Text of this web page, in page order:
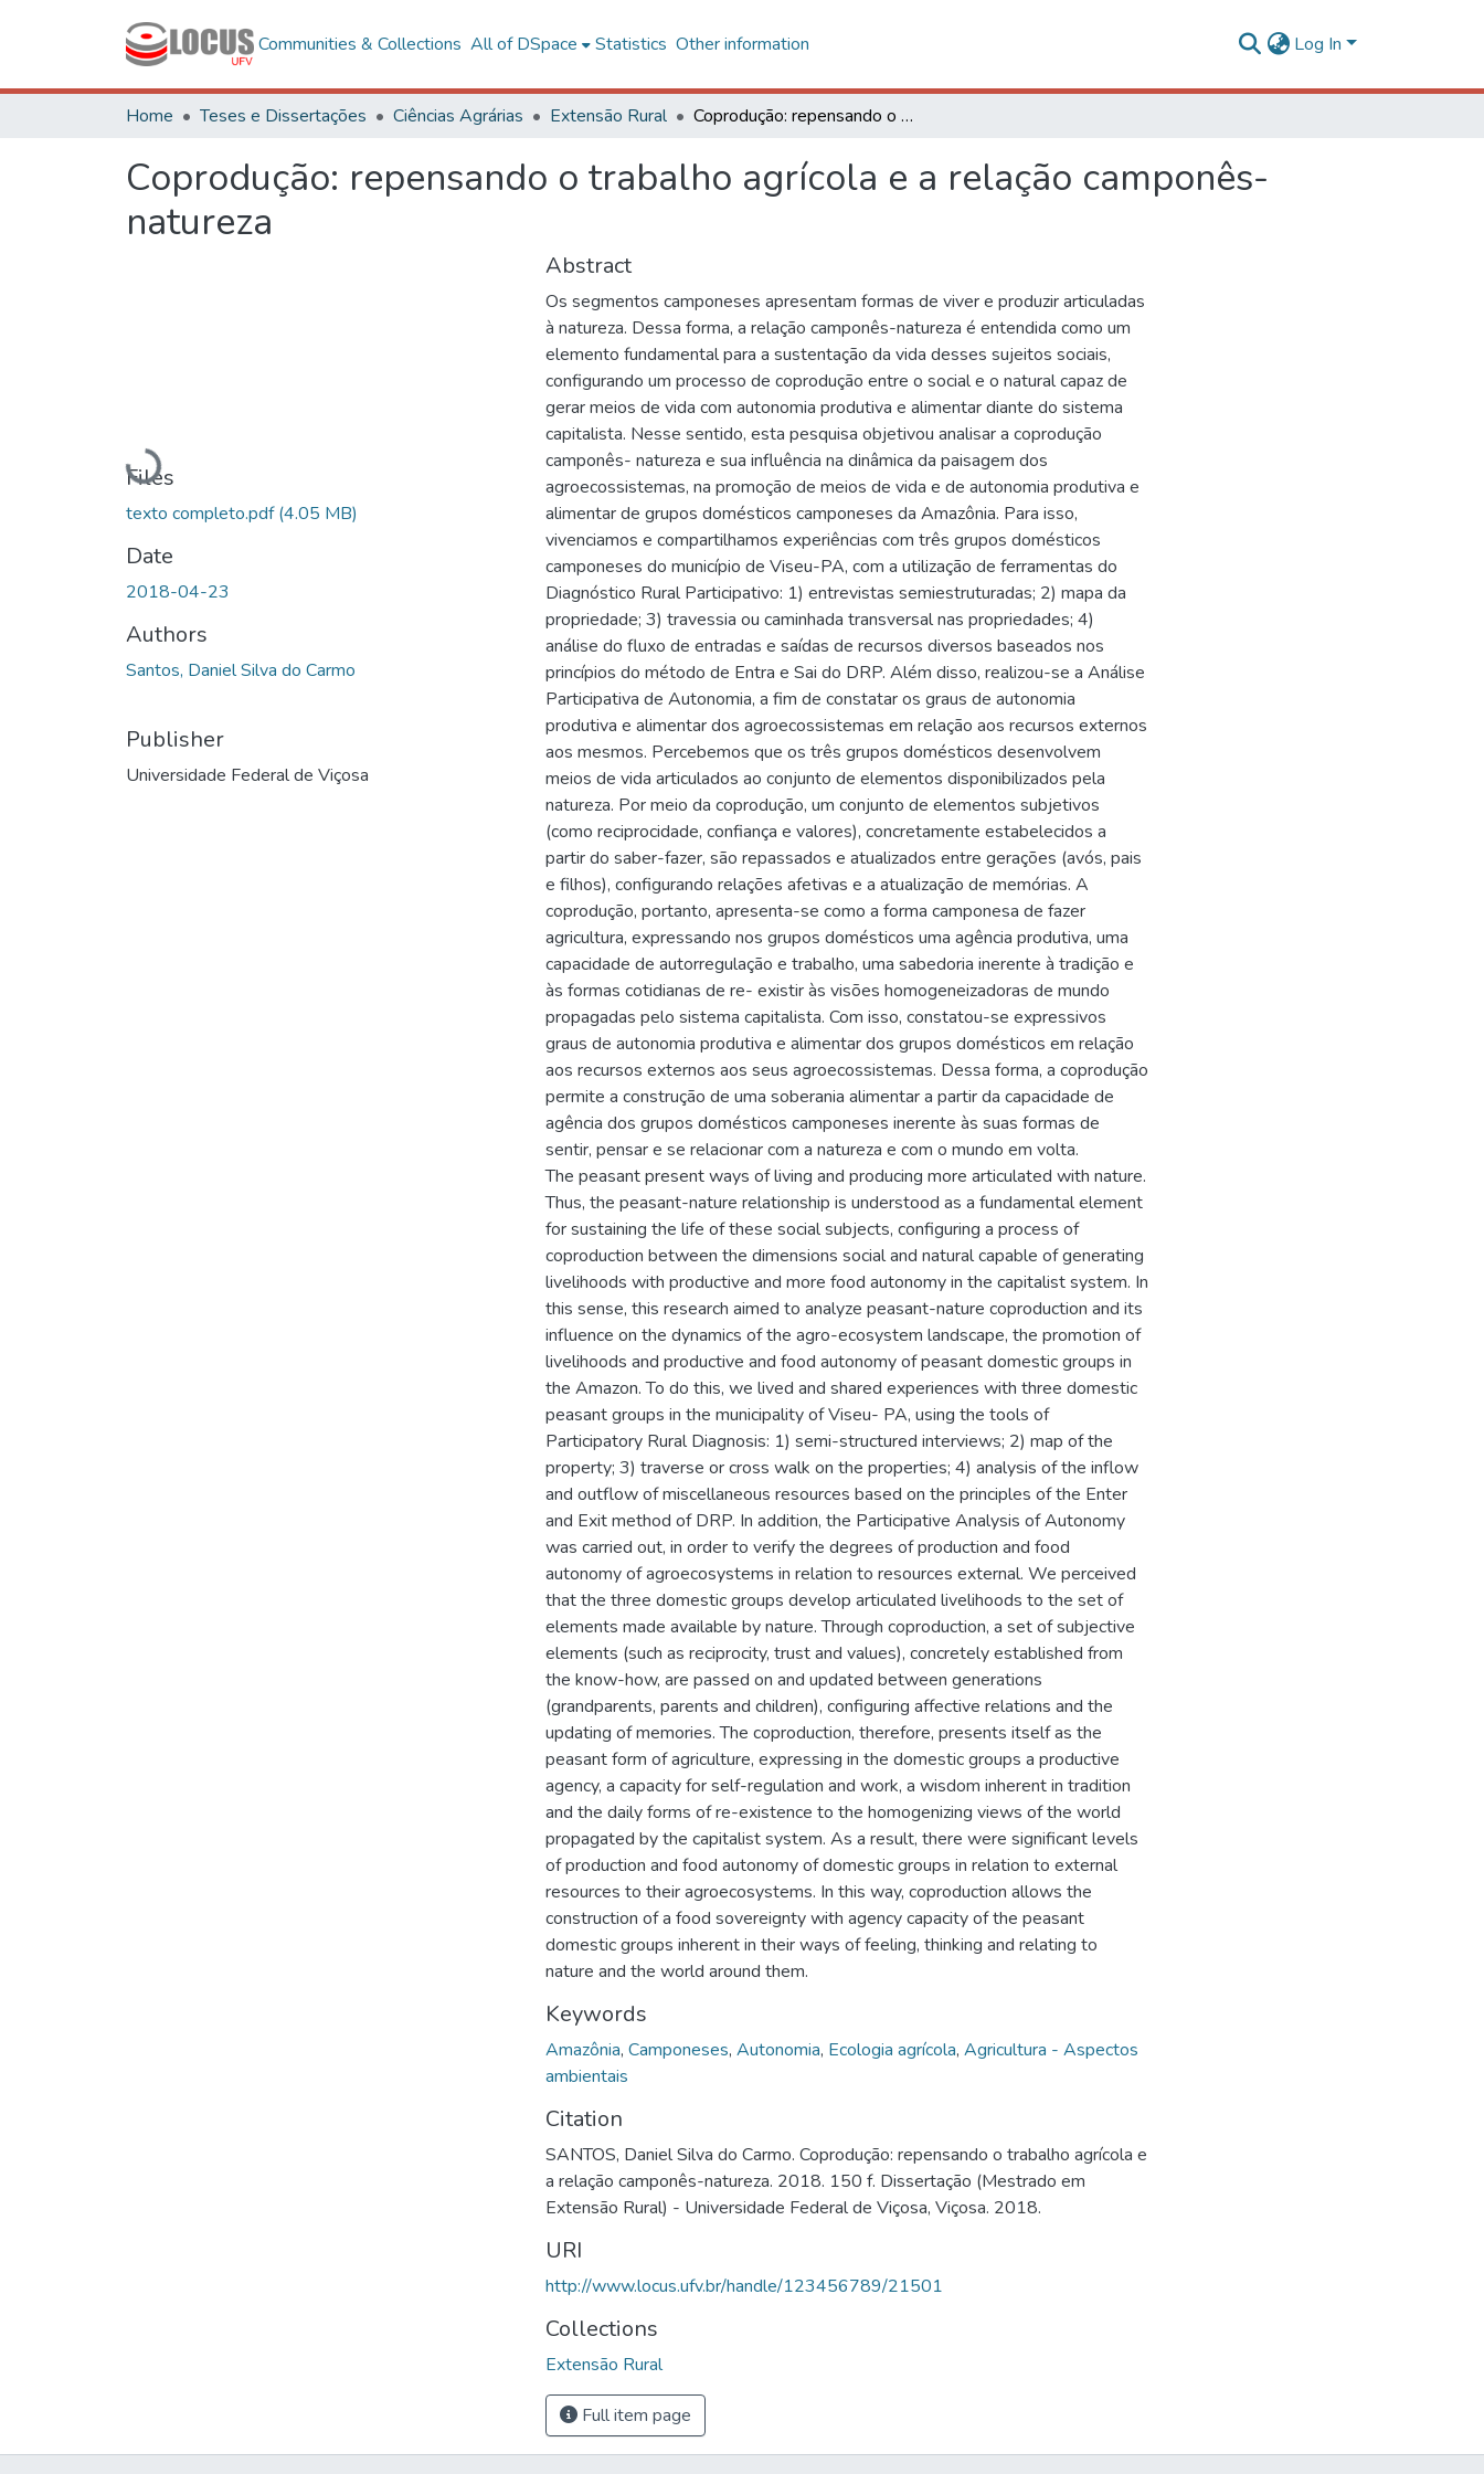
Communities & Collections All of DSpace Statistics Other information Log In
Home Teses e Dissertações Ciências Agrárias Extensão Rural Coprodução: repensando o trabalho agrícola e a relação camponês-natureza
Coprodução: repensando o trabalho agrícola e a relação camponês-
natureza
Loading...
Files
texto completo.pdf(4.05 MB)
Date
2018-04-23
Authors
Santos, Daniel Silva do Carmo
Publisher
Universidade Federal de Viçosa
Abstract
Os segmentos camponeses apresentam formas de viver e produzir articuladas
à natureza. Dessa forma, a relação camponês-natureza é entendida como um
elemento fundamental para a sustentação da vida desses sujeitos sociais,
configurando um processo de coprodução entre o social e o natural capaz de
gerar meios de vida com autonomia produtiva e alimentar diante do sistema
capitalista. Nesse sentido, esta pesquisa objetivou analisar a coprodução
camponês- natureza e sua influência na dinâmica da paisagem dos
agroecossistemas, na promoção de meios de vida e de autonomia produtiva e
alimentar de grupos domésticos camponeses da Amazônia. Para isso,
vivenciamos e compartilhamos experiências com três grupos domésticos
camponeses do município de Viseu-PA, com a utilização de ferramentas do
Diagnóstico Rural Participativo: 1) entrevistas semiestruturadas; 2) mapa da
propriedade; 3) travessia ou caminhada transversal nas propriedades; 4)
análise do fluxo de entradas e saídas de recursos diversos baseados nos
princípios do método de Entra e Sai do DRP. Além disso, realizou-se a Análise
Participativa de Autonomia, a fim de constatar os graus de autonomia
produtiva e alimentar dos agroecossistemas em relação aos recursos externos
aos mesmos. Percebemos que os três grupos domésticos desenvolvem
meios de vida articulados ao conjunto de elementos disponibilizados pela
natureza. Por meio da coprodução, um conjunto de elementos subjetivos
(como reciprocidade, confiança e valores), concretamente estabelecidos a
partir do saber-fazer, são repassados e atualizados entre gerações (avós, pais
e filhos), configurando relações afetivas e a atualização de memórias. A
coprodução, portanto, apresenta-se como a forma camponesa de fazer
agricultura, expressando nos grupos domésticos uma agência produtiva, uma
capacidade de autorregulação e trabalho, uma sabedoria inerente à tradição e
às formas cotidianas de re- existir às visões homogeneizadoras de mundo
propagadas pelo sistema capitalista. Com isso, constatou-se expressivos
graus de autonomia produtiva e alimentar dos grupos domésticos em relação
aos recursos externos aos seus agroecossistemas. Dessa forma, a coprodução
permite a construção de uma soberania alimentar a partir da capacidade de
agência dos grupos domésticos camponeses inerente às suas formas de
sentir, pensar e se relacionar com a natureza e com o mundo em volta.
The peasant present ways of living and producing more articulated with nature.
Thus, the peasant-nature relationship is understood as a fundamental element
for sustaining the life of these social subjects, configuring a process of
coproduction between the dimensions social and natural capable of generating
livelihoods with productive and more food autonomy in the capitalist system. In
this sense, this research aimed to analyze peasant-nature coproduction and its
influence on the dynamics of the agro-ecosystem landscape, the promotion of
livelihoods and productive and food autonomy of peasant domestic groups in
the Amazon. To do this, we lived and shared experiences with three domestic
peasant groups in the municipality of Viseu- PA, using the tools of
Participatory Rural Diagnosis: 1) semi-structured interviews; 2) map of the
property; 3) traverse or cross walk on the properties; 4) analysis of the inflow
and outflow of miscellaneous resources based on the principles of the Enter
and Exit method of DRP. In addition, the Participative Analysis of Autonomy
was carried out, in order to verify the degrees of production and food
autonomy of agroecosystems in relation to resources external. We perceived
that the three domestic groups develop articulated livelihoods to the set of
elements made available by nature. Through coproduction, a set of subjective
elements (such as reciprocity, trust and values), concretely established from
the know-how, are passed on and updated between generations
(grandparents, parents and children), configuring affective relations and the
updating of memories. The coproduction, therefore, presents itself as the
peasant form of agriculture, expressing in the domestic groups a productive
agency, a capacity for self-regulation and work, a wisdom inherent in tradition
and the daily forms of re-existence to the homogenizing views of the world
propagated by the capitalist system. As a result, there were significant levels
of production and food autonomy of domestic groups in relation to external
resources to their agroecosystems. In this way, coproduction allows the
construction of a food sovereignty with agency capacity of the peasant
domestic groups inherent in their ways of feeling, thinking and relating to
nature and the world around them.
Keywords
Amazônia, Camponeses, Autonomia, Ecologia agrícola, Agricultura - Aspectos
ambientais
Citation
SANTOS, Daniel Silva do Carmo. Coprodução: repensando o trabalho agrícola e
a relação camponês-natureza. 2018. 150 f. Dissertação (Mestrado em
Extensão Rural) - Universidade Federal de Viçosa, Viçosa. 2018.
URI
http://www.locus.ufv.br/handle/123456789/21501
Collections
Extensão Rural
Full item page